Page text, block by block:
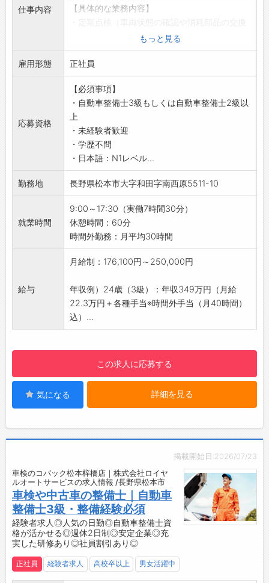
仕事内容
【具体的な業務内容】
・オーバーホール（エンジン、ミッションなど
の分解、故障箇所）
・専用設備を用いた修理（損傷を受けた車体部
品の修復・再生、フレーム等大きな損傷に対す
る）
・電気装備の点検・修復（オルタネーター、ス
ターターモーター、エアコン、オーディオ、カ
ーナビ、ECU等）
・出張修理（路上故障や事故など、急を要する
車両に対する）
【現場を大事にする風土！】
・業務の中で困った時やわからないことはすぐ
に質問や相談ができ、指導を受けられる環境が
あるので、安心してお仕事ができます♪
・明確な評価制度で、年収アップも見込めま
す！
【転勤なし！】
■必要な設備をそろえた整備環境
・メカニックファーストの設備環境は体の負担
なく作業を行えることを最優先とし、チームの
連携や作業効率を高めます。
・充実した工具を配備して、質の高い整備作業
様々な工具なので、常に綺麗なメンテナンスを
心掛けています。
■コンプライアンス意識の高さ
・お客様の安全と信頼のために「ボルト締めは
3人でチェック」するような基礎重視の姿勢、
「タイムレコード（作業スピード）」を計測し
作業に当たり、お客様を不要にお待たせしない
もっと見る
雇用形態 正社員
応募資格
【必須事項】
・自動車整備士3級もしくは自動車整備士2級以
上
・未経験者歓迎
・学歴不問
・日本語：N1レベル...
勤務地 長野県松本市大字和田字南西原5511-10
就業時間
9:00～17:30（実働7時間30分）
休憩時間：60分
時間外勤務：月平均30時間
給与
月給制：176,100円～250,000円
年収例）24歳（3級）：年収349万円（月給
22.3万円＋各種手当※時間外手当（月40時間）
込）...
この求人に応募する
気になる 詳細を見る
掲載開始日:2026/07/23
車検のコバック松本梓橋店｜株式会社ロイヤ
ルオートサービスの求人情報 /長野県松本市
車検や中古車の整備士｜自動車
整備士3級・整備経験必須
経験者求人◎人気の日勤◎自動車整備士資
格が活かせる◎週休2日制◎安定企業◎充
実した研修あり◎社員割引あり◎
正社員 経験者求人 高校卒以上 男女活躍中